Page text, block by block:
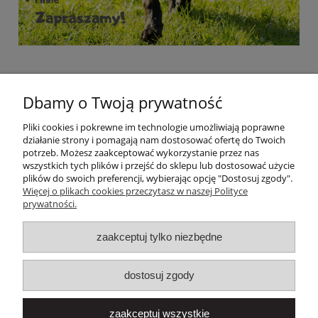
Pomoc
Moje konto
Płatności i dostawa
Informacje
Dbamy o Twoją prywatność
Pliki cookies i pokrewne im technologie umożliwiają poprawne
działanie strony i pomagają nam dostosować ofertę do Twoich
potrzeb. Możesz zaakceptować wykorzystanie przez nas
wszystkich tych plików i przejść do sklepu lub dostosować użycie
plików do swoich preferencji, wybierając opcję "Dostosuj zgody".
Więcej o plikach cookies przeczytasz w naszej Polityce
prywatności.
zaakceptuj tylko niezbędne
dostosuj zgody
zaakceptuj wszystkie